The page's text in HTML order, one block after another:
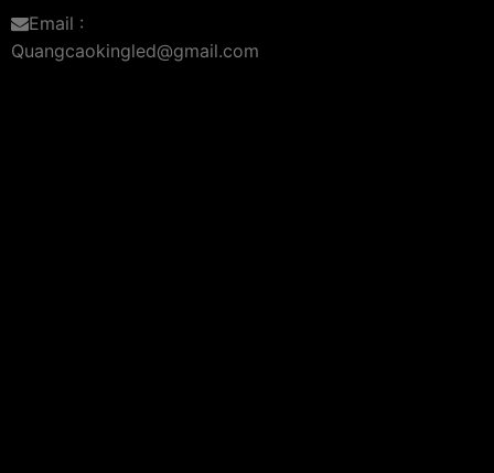
Email :
Quangcaokingled@gmail.com